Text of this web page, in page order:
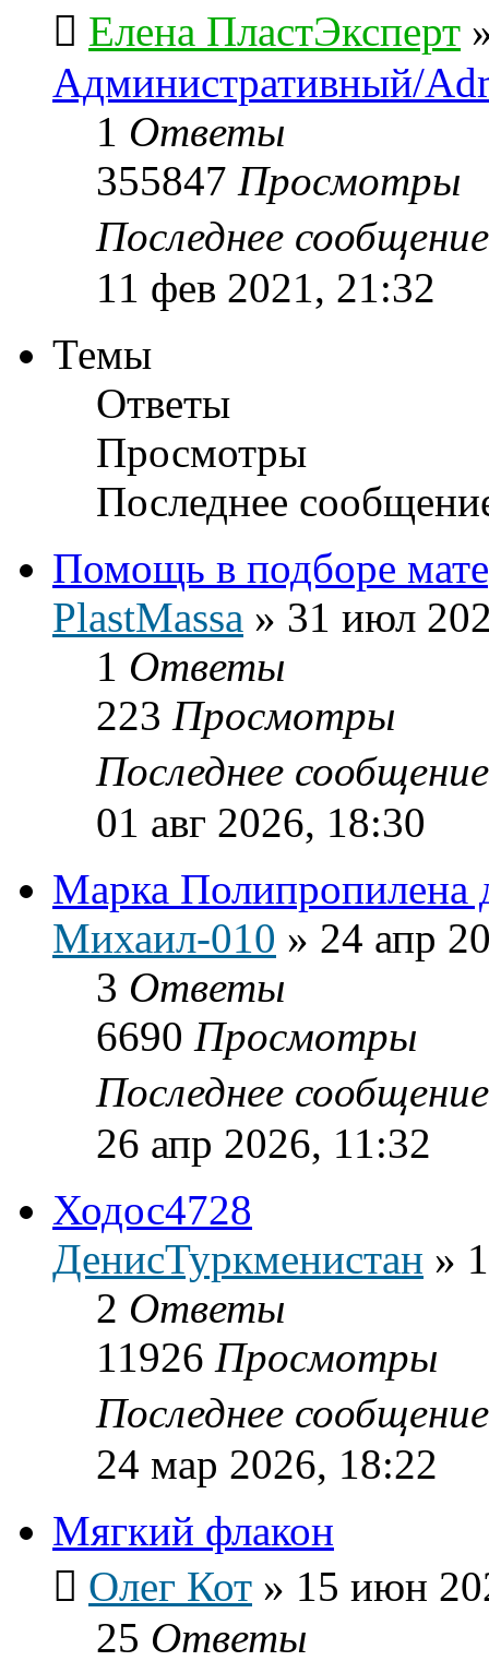
Елена ПластЭксперт
Административный/
1 Ответы
355847 Просмотры
Последнее
11 фев 2021, 21:32
Темы
Ответы
Просмотры
Последнее
Помощь в подборе
PlastMassa » 31 июл
1 Ответы
223 Просмотры
Последнее
01 авг 2026, 18:30
Марка Полипропилена
Михаил-010 » 24 апр
3 Ответы
6690 Просмотры
Последнее
26 апр 2026, 11:32
Ходос4728
ДенисТуркменистан »
2 Ответы
11926 Просмотры
Последнее
24 мар 2026, 18:22
Мягкий флакон
Олег Кот » 15 июн
25 Ответы